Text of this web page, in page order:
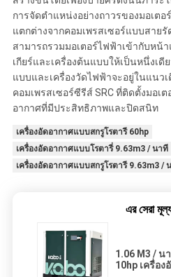
การจัดตำแหน่งอย่างถาวรของมอเต
แตกต่างจากคอมเพรสเซอร์แบบสายรั
สามารถรวมมอเตอร์ไฟฟ้าเข้ากับหน้
เกียร์และเครื่องต้นแบบให้เป็นหนึ่งเ
แบบและเครื่องวัดไฟฟ้าจะอยู่ในแนว
คอมเพรสเซอร์ซีรีส์ SRC ที่ติดตั้งมอเ
อากาศที่มีประสิทธิภาพและปิดสนิท
เครื่องอัดอากาศแบบสกรูโรตารี 60hp
เครื่องอัดอากาศแบบโรตารี่ 9.63m3 / นาที
เครื่องอัดอากาศแบบสกรูโรตารี 9.63m3 /
এর সেরা
1.06 M3 / น
10hp เครื่อ